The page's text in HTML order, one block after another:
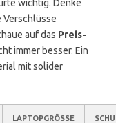
wichtig. Denke
Verschlüsse
auf das Preis-
immer besser. Ein
mit solider
LAPTOPGRÖSSE